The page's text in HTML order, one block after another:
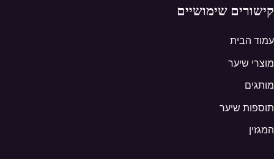
קישורים שימושיים
עמוד הבית
מוצרי שיער
מותגים
תוספות שיער
המגזין